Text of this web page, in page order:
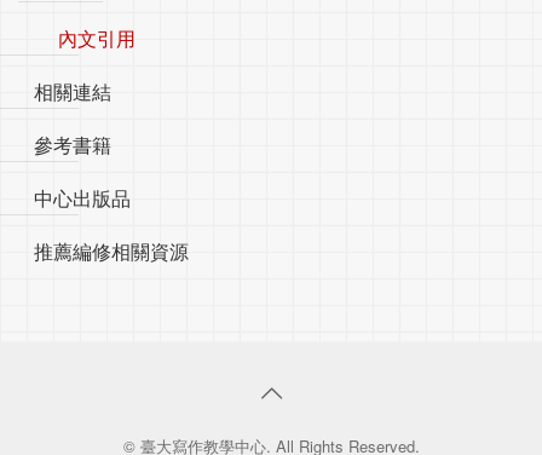
內文引用
相關連結
參考書籍
中心出版品
推薦編修相關資源
© 臺大寫作教學中心. All Rights Reserved.